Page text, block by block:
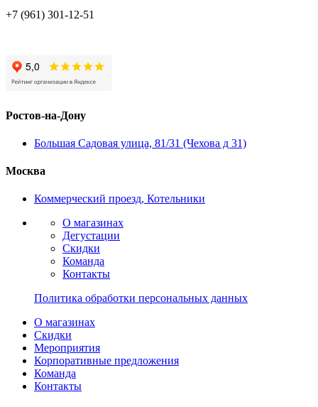
+7 (961) 301-12-51
Ростов-на-Дону
Большая Садовая улица, 81/31 (Чехова д 31)
Москва
Коммерческий проезд, Котельники
О магазинах
Дегустации
Скидки
Команда
Контакты
Политика обработки персональных данных
О магазинах
Скидки
Мероприятия
Корпоративные предложения
Команда
Контакты